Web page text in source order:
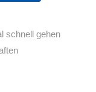
schnell gehen